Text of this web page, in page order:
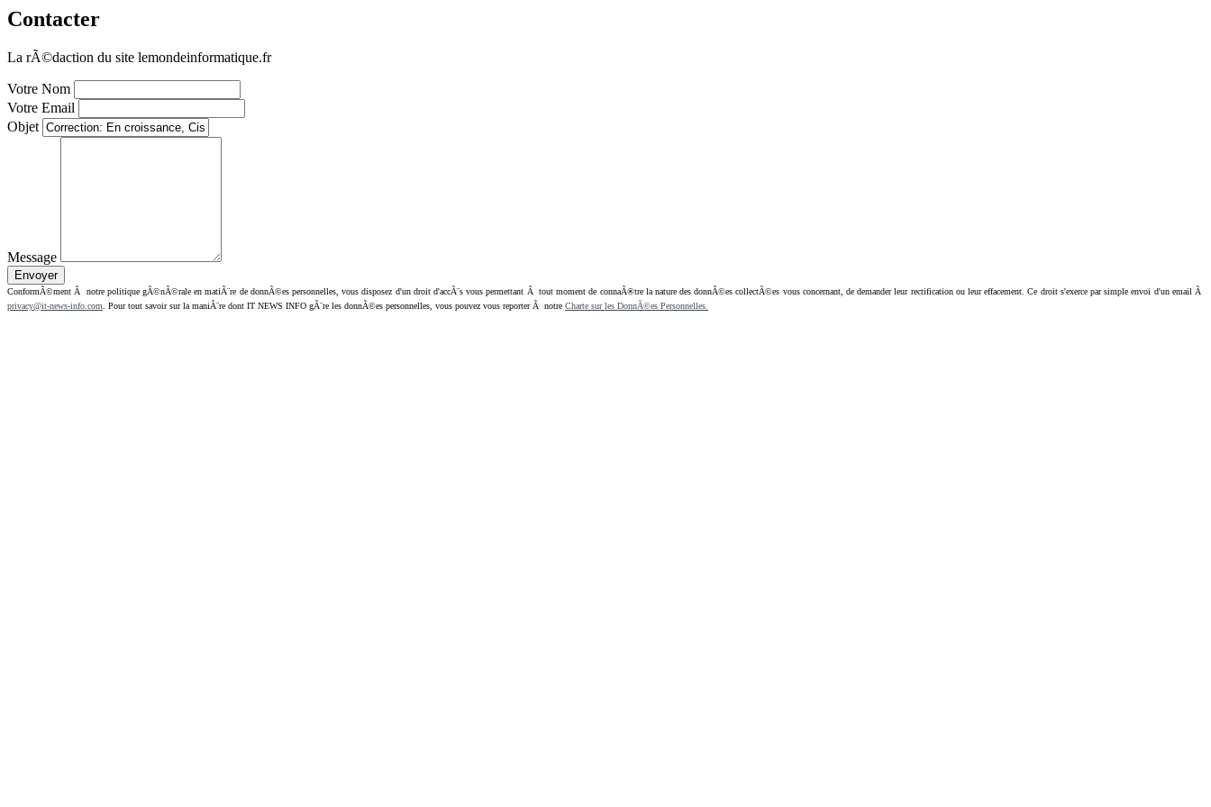
Contacter
La rÃ©daction du site lemondeinformatique.fr
Votre Nom
Votre Email
Objet
Message
ConformÃ©ment Ã notre politique gÃ©nÃ©rale en matiÃ¨re de donnÃ©es personnelles, vous disposez d'un droit d'accÃ¨s vous permettant Ã tout moment de connaÃ®tre la nature des donnÃ©es collectÃ©es vous concernant, de demander leur rectification ou leur effacement. Ce droit s'exerce par simple envoi d'un email Ã
privacy@it-news-info.com . Pour tout savoir sur la maniÃ¨re dont IT NEWS INFO gÃ¨re les donnÃ©es personnelles, vous pouvez vous reporter Ã notre Charte sur les DonnÃ©es Personnelles.